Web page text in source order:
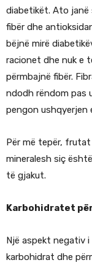
diabetikët. Ato janë
fibër dhe
bëjnë mirë
racionet dhe nuk e
përmbajnë fibër.
ndodh rëndom pas
pengon ushqyerjen
Për më tepër,
mineralesh siç
të gjakut.
Karbohidratet
Një aspekt negativ
karbohidrat dhe